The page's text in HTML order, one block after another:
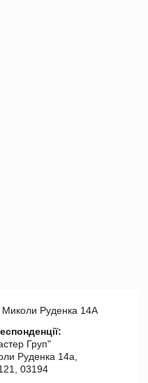
Миколи Руденка 14А
Груп"
Руденка 14а,
03194